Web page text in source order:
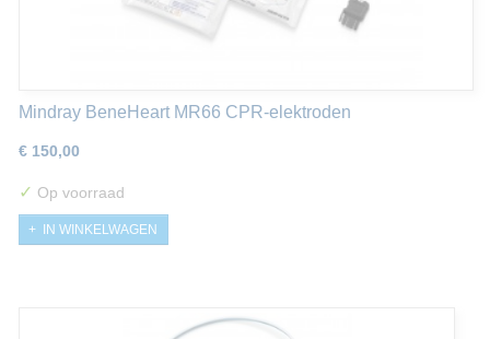
Mindray BeneHeart MR66 CPR-elektroden
€ 150,00
✓ Op voorraad
IN WINKELWAGEN